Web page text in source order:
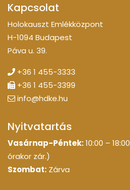
Kapcsolat
Holokauszt Emlékközpont
H-1094 Budapest
Páva u. 39.
+36 1 455-3333
+36 1 455-3399
info@hdke.hu
Nyitvatartás
Vasárnap-Péntek:10:00 –
órakor zár.)
Szombat: Zárva